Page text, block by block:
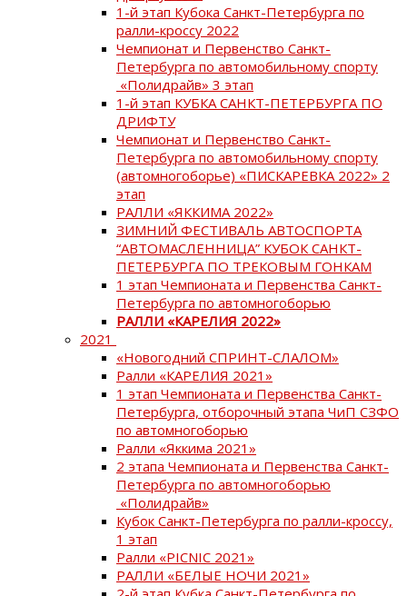
1-й этап Кубока Санкт-Петербурга по
ралли-кроссу 2022
Чемпионат и Первенство Санкт-
Петербурга по автомобильному спорту
«Полидрайв» 3 этап
1-й этап КУБКА САНКТ-ПЕТЕРБУРГА ПО
ДРИФТУ
Чемпионат и Первенство Санкт-
Петербурга по автомобильному спорту
(автомногоборье) «ПИСКАРЕВКА 2022» 2
этап
РАЛЛИ «ЯККИМА 2022»
ЗИМНИЙ ФЕСТИВАЛЬ АВТОСПОРТА
“АВТОМАСЛЕННИЦА” КУБОК САНКТ-
ПЕТЕРБУРГА ПО ТРЕКОВЫМ ГОНКАМ
1 этап Чемпионата и Первенства Санкт-
Петербурга по автомногоборью
РАЛЛИ «КАРЕЛИЯ 2022»
2021
«Новогодний СПРИНТ-СЛАЛОМ»
Ралли «КАРЕЛИЯ 2021»
1 этап Чемпионата и Первенства Санкт-
Петербурга, отборочный этапа ЧиП СЗФО
по автомногоборью
Ралли «Яккима 2021»
2 этапа Чемпионата и Первенства Санкт-
Петербурга по автомногоборью
«Полидрайв»
Кубок Санкт-Петербурга по ралли-кроссу,
1 этап
Ралли «PICNIC 2021»
РАЛЛИ «БЕЛЫЕ НОЧИ 2021»